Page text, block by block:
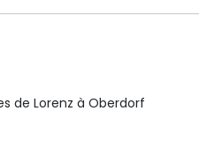
de Lorenz à Oberdorf